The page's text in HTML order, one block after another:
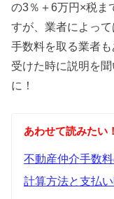
の3％＋6万円×税ま
すが、業者によっ
手数料を取る業者
受けた時に説明を
に！
あわせて読みたい！
不動産仲介手数
計算方法と支払